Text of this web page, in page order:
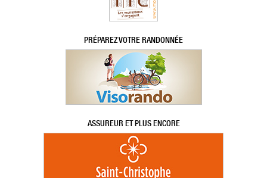
PRÉPAREZ VOTRE RANDONNÉE
ASSUREUR ET PLUS ENCORE